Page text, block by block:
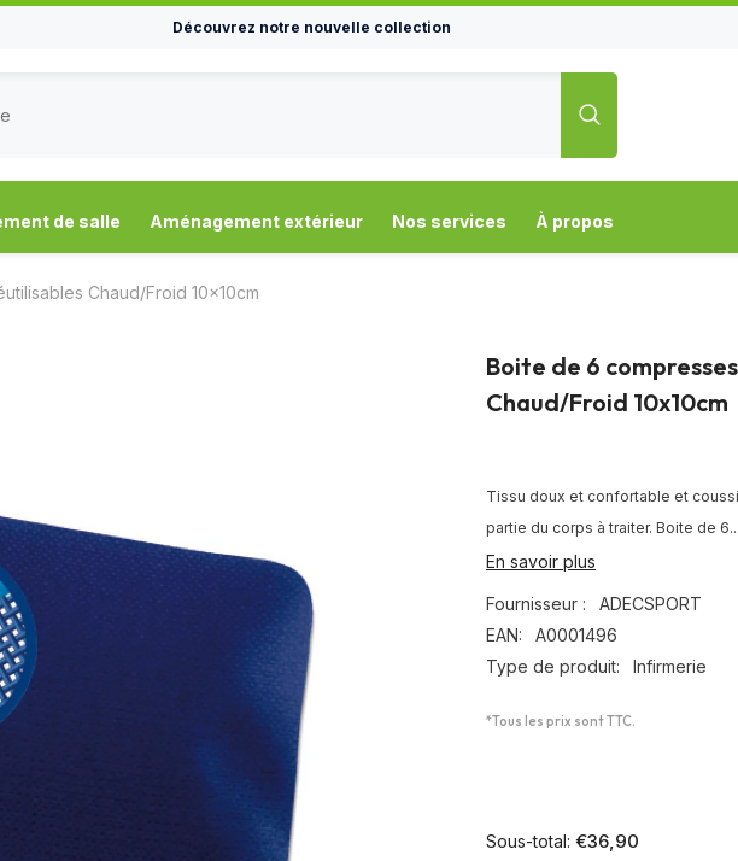
Découvrez notre nouvelle collection
de salle Aménagement extérieur Nos services À propos
Chaud/Froid 10x10cm
Boite de 6
Chaud/Froid 10x10cm
Tissu doux et confortable et
partie du corps à traiter. Boite de 6...
En savoir plus
Fournisseur :
ADECSPORT
EAN:
A0001496
Type de produit:
Infirmerie
*Tous les prix sont TTC.
Sous-total:€36,90